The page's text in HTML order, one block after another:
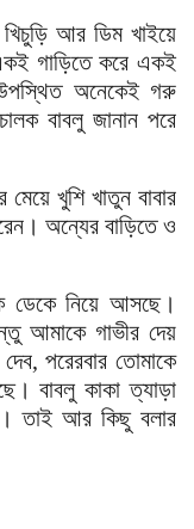
খিচুড়ি আর ডিম খাইয়ে
গাড়িতে করে একই
অনেকেই গরু
বাবলু জানান পরে
মেয়ে খুশি খাতুন বাবার
অন্যের বাড়িতে ও
ডেকে নিয়ে আসছে।
আমাকে গাভীর দেয়
পরেরবার তোমাকে
বাবলু কাকা ত্যাড়া
তাই আর কিছু বলার